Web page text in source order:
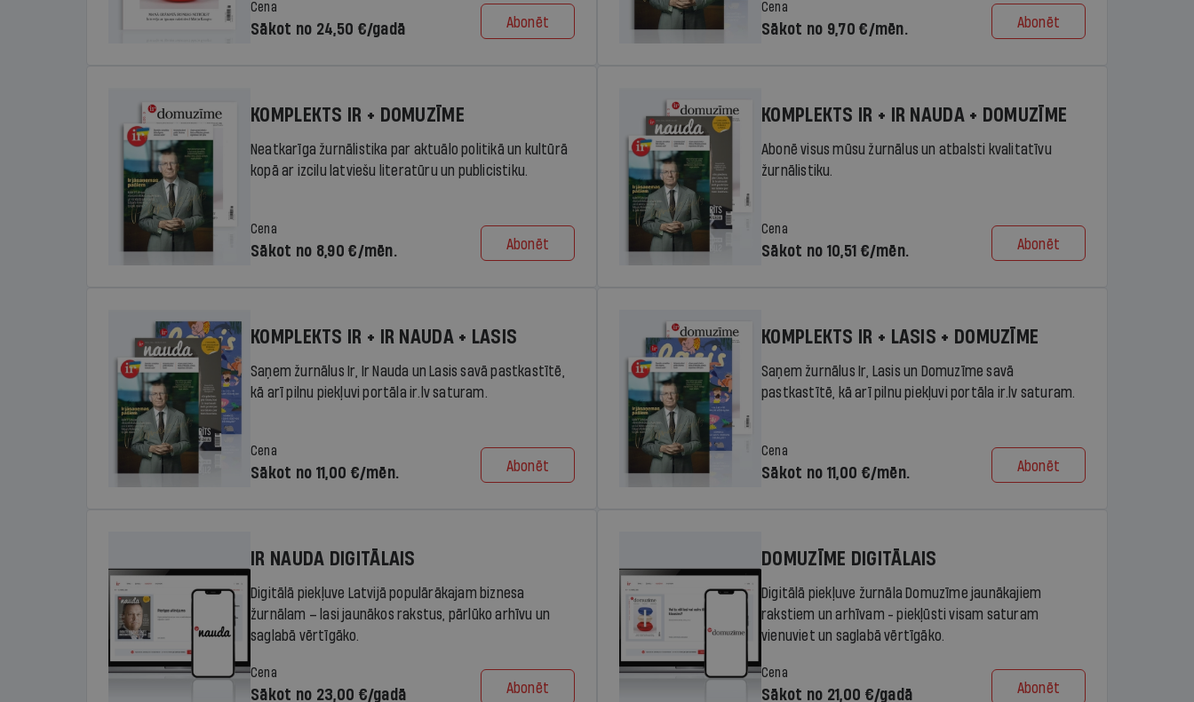
Cena
Sākot no 24,50 €/gadā Abonēt
Cena
Sākot no 9,70 €/mēn. Abonēt
KOMPLEKTS IR + DOMUZĪME
Neatkarīga žurnālistika par aktuālo politikā un kultūrā
kopā ar izcilu latviešu literatūru un publicistiku.
Cena
Sākot no 8,90 €/mēn. Abonēt
KOMPLEKTS IR + IR NAUDA + DOMUZĪME
Abonē visus mūsu žurnālus un atbalsti kvalitatīvu
žurnālistiku.
Cena
Sākot no 10,51 €/mēn. Abonēt
KOMPLEKTS IR + IR NAUDA + LASIS
Saņem žurnālus Ir, Ir Nauda un Lasis savā pastkastītē,
kā arī pilnu piekļuvi portāla ir.lv saturam.
Cena
Sākot no 11,00 €/mēn. Abonēt
KOMPLEKTS IR + LASIS + DOMUZĪME
Saņem žurnālus Ir, Lasis un Domuzīme savā
pastkastītē, kā arī pilnu piekļuvi portāla ir.lv saturam.
Cena
Sākot no 11,00 €/mēn. Abonēt
IR NAUDA DIGITĀLAIS
Digitālā piekļuve Latvijā populārākajam biznesa
žurnālam – lasi jaunākos rakstus, pārlūko arhīvu un
saglabā vērtīgāko.
Cena
Sākot no 23,00 €/gadā Abonēt
DOMUZĪME DIGITĀLAIS
Digitālā piekļuve žurnāla Domuzīme jaunākajiem
rakstiem un arhīvam - piekļūsti visam saturam
vienuviet un saglabā vērtīgāko.
Cena
Sākot no 21,00 €/gadā Abonēt